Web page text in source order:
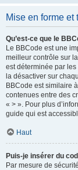
Mise en forme et
Qu’est-ce que le
Le BBCode est une
meilleur contrôle sur
est déterminée par
la désactiver sur
BBCode est similaire
contenues entre des
« > ». Pour plus
guide qui est
Haut
Puis-je insérer du
Par mesure de